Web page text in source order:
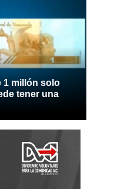
1 millón solo
tener una